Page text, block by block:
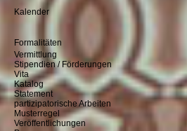
Kalender
Formalitäten
Vermittlung
Stipendien / Förderungen
Vita
Katalog
Statement
partizipatorische Arbeiten
Musterregel
Veröffentlichungen